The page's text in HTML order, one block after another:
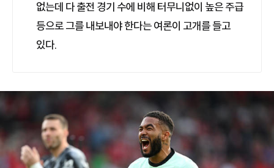
없는데 다 출전 경기 수에 비해 터무니없이 높은 주급
등으로 그를 내보내야 한다는 여론이 고개를 들고
있다.